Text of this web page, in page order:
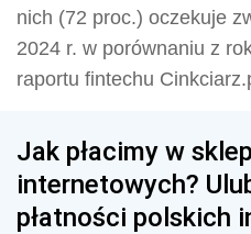
nich (72 proc.) oczekuje
2024 r. w porównaniu z
raportu fintechu
Jak płacimy w
internetowych?
płatności polskich